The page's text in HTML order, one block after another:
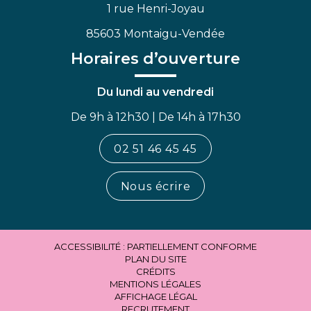
1 rue Henri-Joyau
85603 Montaigu-Vendée
Horaires d’ouverture
Du lundi au vendredi
De 9h à 12h30 | De 14h à 17h30
02 51 46 45 45
Nous écrire
ACCESSIBILITÉ : PARTIELLEMENT CONFORME
PLAN DU SITE
CRÉDITS
MENTIONS LÉGALES
AFFICHAGE LÉGAL